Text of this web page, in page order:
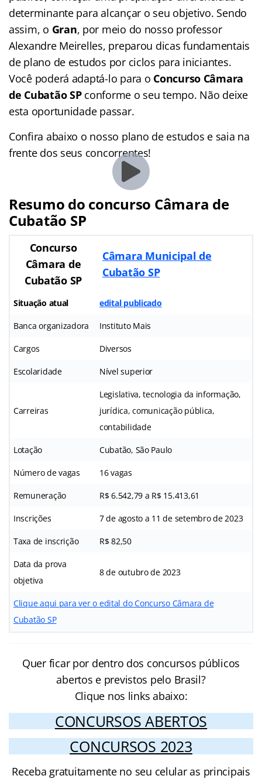
determinante para alcançar o seu objetivo. Sendo
assim, o Gran, por meio do nosso professor
Alexandre Meirelles, preparou dicas fundamentais
de plano de estudos por ciclos para iniciantes.
Você poderá adaptá-lo para o Concurso Câmara
de Cubatão SPconforme o seu tempo. Não deixe
esta oportunidade passar.
Confira abaixo o nosso plano de estudos e saia na
frente dos seus concorrentes!
Resumo do concurso Câmara de
Cubatão SP
Concurso
Câmara de
Cubatão SP
Câmara Municipal de
Cubatão SP
Situação atual edital publicado
Banca organizadora Instituto Mais
Cargos Diversos
Escolaridade Nível superior
Carreiras
Legislativa, tecnologia da informação,
jurídica, comunicação pública,
contabilidade
Lotação Cubatão, São Paulo
Número de vagas 16 vagas
Remuneração R$ 6.542,79 a R$ 15.413,61
Inscrições 7 de agosto a 11 de setembro de 2023
Taxa de inscrição R$ 82,50
Data da prova
objetiva
8 de outubro de 2023
Clique aqui para ver o edital do Concurso Câmara de
Cubatão SP
Quer ficar por dentro dos concursos públicos
abertos e previstos pelo Brasil?
Clique nos links abaixo:
CONCURSOS ABERTOS
CONCURSOS 2023
Receba gratuitamente no seu celular as principais